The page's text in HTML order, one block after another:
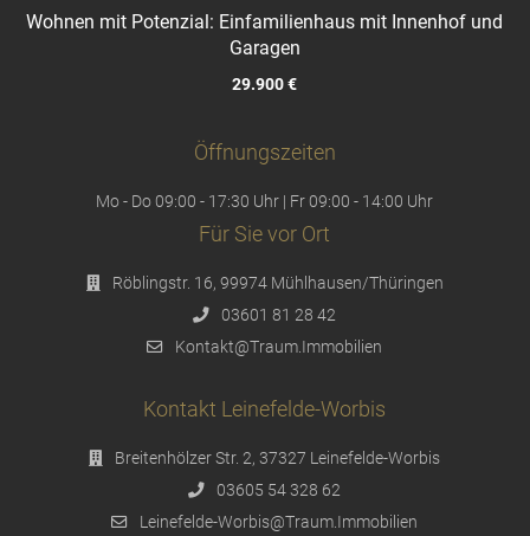
Wohnen mit Potenzial: Einfamilienhaus mit Innenhof und
Garagen
29.900 €
Öffnungszeiten
Mo - Do 09:00 - 17:30 Uhr | Fr 09:00 - 14:00 Uhr
Für Sie vor Ort
Röblingstr. 16, 99974 Mühlhausen/Thüringen
03601 81 28 42
Kontakt@Traum.Immobilien
Kontakt Leinefelde-Worbis
Breitenhölzer Str. 2, 37327 Leinefelde-Worbis
03605 54 328 62
Leinefelde-Worbis@Traum.Immobilien